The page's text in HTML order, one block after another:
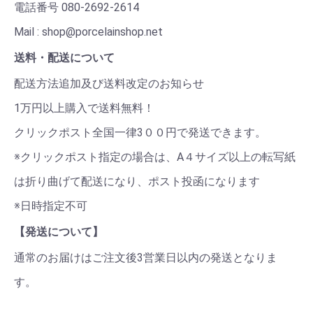
電話番号 080-2692-2614
Mail : shop@porcelainshop.net
送料・配送について
配送方法追加及び送料改定のお知らせ
1万円以上購入で送料無料！
クリックポスト全国一律3００円で発送できます。
※クリックポスト指定の場合は、A４サイズ以上の転写紙
は折り曲げて配送になり、ポスト投函になります
※日時指定不可
【発送について】
通常のお届けはご注文後3営業日以内の発送となりま
す。